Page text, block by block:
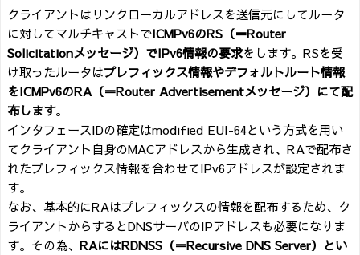
クライアントはリンクローカルアドレスを送信元にしてルータ
に対してマルチキャストでICMPv6のRS（＝Router
Solicitationメッセージ）でIPv6情報の要求をします。RSを受
け取ったルータはプレフィックス情報やデフォルトルート情報
をICMPv6のRA（＝Router Advertisementメッセージ）にて配
布します。
インタフェースIDの確定はmodified EUI-64という方式を用い
てクライアント自身のMACアドレスから生成され、RAで配布さ
れたプレフィックス情報を合わせてIPv6アドレスが設定されま
す。
なお、基本的にRAはプレフィックスの情報を配布するため、ク
ライアントからするとDNSサーバのIPアドレスも必要になりま
す。その為、 RAにはRDNSS（＝Recursive DNS Server）とい